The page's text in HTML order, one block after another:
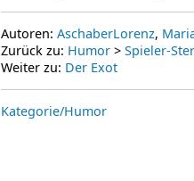
Autoren: AschaberLorenz,
Zurück zu: Humor> Spieler-
Weiter zu: Der Exot
Kategorie/Humor